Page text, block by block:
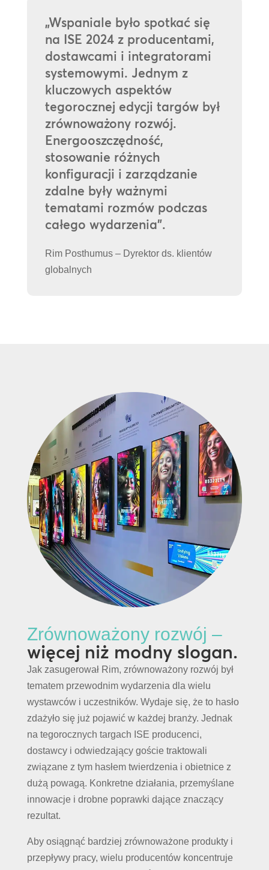
„Wspaniale było spotkać się
na ISE 2024 z producentami,
dostawcami i integratorami
systemowymi. Jednym z
kluczowych aspektów
tegorocznej edycji targów był
zrównoważony rozwój.
Energooszczędność,
stosowanie różnych
konfiguracji i zarządzanie
zdalne były ważnymi
tematami rozmów podczas
całego wydarzenia”.
Rim Posthumus – Dyrektor ds. klientów
globalnych
Zrównoważony rozwój –
więcej niż modny slogan.
Jak zasugerował Rim, zrównoważony rozwój był
tematem przewodnim wydarzenia dla wielu
wystawców i uczestników. Wydaje się, że to hasło
zdażyło się już pojawić w każdej branży. Jednak
na tegorocznych targach ISE producenci,
dostawcy i odwiedzający goście traktowali
związane z tym hasłem twierdzenia i obietnice z
dużą powagą. Konkretne działania, przemyślane
innowacje i drobne poprawki dające znaczący
rezultat.
Aby osiągnąć bardziej zrównoważone produkty i
przepływy pracy, wielu producentów koncentruje